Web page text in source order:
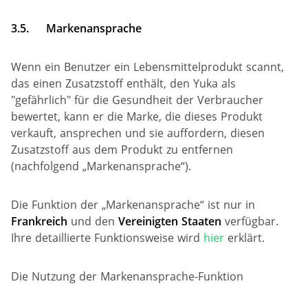
3.5. Markenansprache
Wenn ein Benutzer ein Lebensmittelprodukt scannt,
das einen Zusatzstoff enthält, den Yuka als
"gefährlich" für die Gesundheit der Verbraucher
bewertet, kann er die Marke, die dieses Produkt
verkauft, ansprechen und sie auffordern, diesen
Zusatzstoff aus dem Produkt zu entfernen
(nachfolgend „Markenansprache“).
Die Funktion der „Markenansprache“ ist nur in
Frankreich und den Vereinigten Staaten verfügbar.
Ihre detaillierte Funktionsweise wird hier erklärt.
Die Nutzung der Markenansprache-Funktion